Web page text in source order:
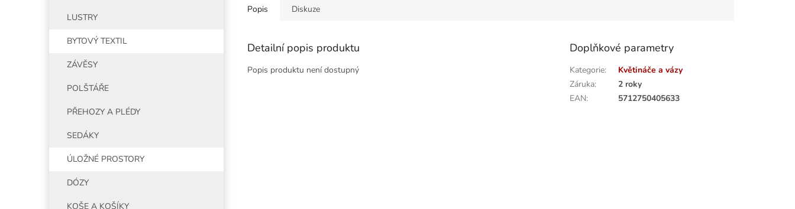
LUSTRY
BYTOVÝ TEXTIL
ZÁVĚSY
POLŠTÁŘE
PŘEHOZY A PLÉDY
SEDÁKY
ÚLOŽNÉ PROSTORY
DÓZY
KOŠE A KOŠÍKY
Popis Diskuze
Detailní popis produktu
Popis produktu není dostupný
Doplňkové parametry
Kategorie:
Květináče a vázy
Záruka:
2 roky
EAN: 5712750405633